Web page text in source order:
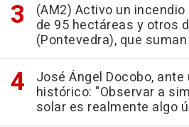
(AM2) Activo un
de 95 hectáreas y otros
(Pontevedra), que
José Ángel Docobo,
histórico: "Observar a
solar es realmente algo